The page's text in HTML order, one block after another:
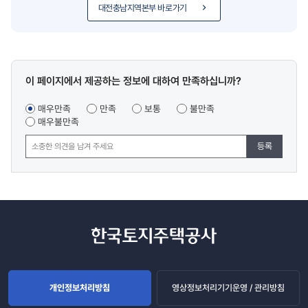
대전충남지역본부 바로가기
콘텐츠
조사
이 페이지에서 제공하는 정보에 대하여 만족하십니까?
매우만족 만족 보통
불만족
매우불만족
등록
개인정보처리방침 영상정보처리기기운영 / 관리방침